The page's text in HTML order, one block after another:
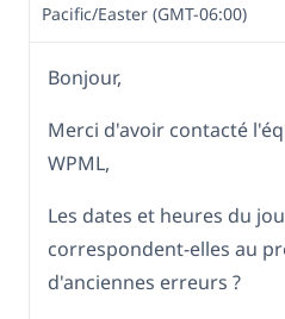
Pacific/Easter (GMT-06:00)
Bonjour,
Merci d'avoir contacté
WPML,
Les dates et heures du
correspondent-elles au
d'anciennes erreurs ?